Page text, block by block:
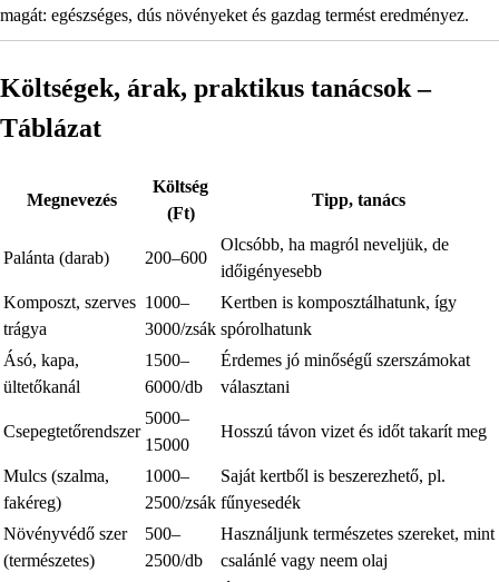
magát: egészséges, dús növényeket és gazdag termést eredményez.
Költségek, árak, praktikus tanácsok –
Táblázat
Megnevezés
Költség
(Ft)
Tipp, tanács
Palánta (darab) 200–600
Olcsóbb, ha magról neveljük, de
időigényesebb
Komposzt, szerves
trágya
1000–
3000/zsák
Kertben is komposztálhatunk, így
spórolhatunk
Ásó, kapa,
ültetőkanál
1500–
6000/db
Érdemes jó minőségű szerszámokat
választani
Csepegtetőrendszer
5000–
15000
Hosszú távon vizet és időt takarít meg
Mulcs (szalma,
fakéreg)
1000–
2500/zsák
Saját kertből is beszerezhető, pl.
fűnyesedék
Növényvédő szer
(természetes)
500–
2500/db
Használjunk természetes szereket, mint
csalánlé vagy neem olaj